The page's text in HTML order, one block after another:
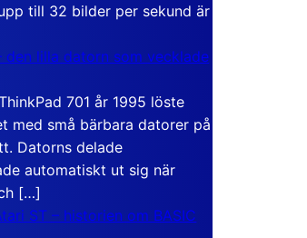
till 32 bilder per sekund är
den lilla datorn som vecklade
701 år 1995 löste
med små bärbara datorer på
Datorns delade
automatiskt ut sig när
[…]
ST – historien om BASIC